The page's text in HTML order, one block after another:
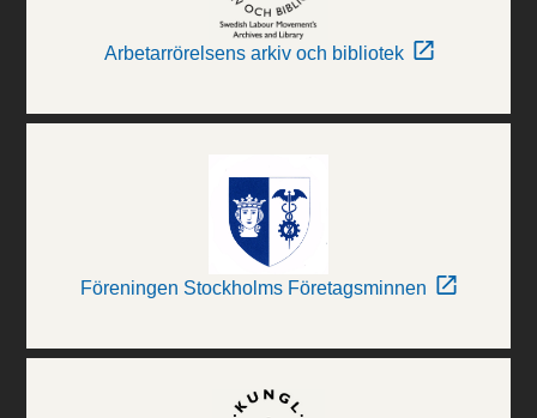
Arbetarrörelsens arkiv och bibliotek
Föreningen Stockholms Företagsminnen